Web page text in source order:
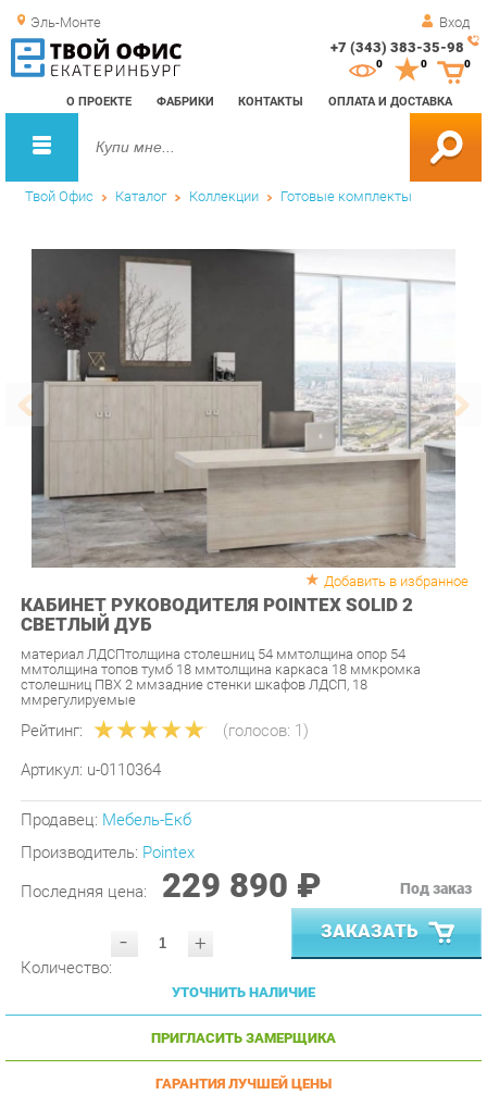
Эль-Монте Вход
+7 (343) 383-35-98
О ПРОЕКТЕ ФАБРИКИ КОНТАКТЫ ОПЛАТА И ДОСТАВКА
0 0
Твой Офис Каталог Коллекции Готовые комплекты
Добавить в избранное
КАБИНЕТ РУКОВОДИТЕЛЯ POINTEX SOLID 2
СВЕТЛЫЙ ДУБ
материал ЛДСПтолщина столешниц 54 ммтолщина опор 54
столешниц ПВХ 2 ммзадние стенки шкафов ЛДСП, 18
ммрегулируемые
Рейтинг:
Артикул: u-0110364
Производитель:Pointex
Последняя цена: 229 890 ₽
- ЗАКАЗАТЬ
УТОЧНИТЬ НАЛИЧИЕ
ПРИГЛАСИТЬ ЗАМЕРЩИКА
ГАРАНТИЯ ЛУЧШЕЙ ЦЕНЫ